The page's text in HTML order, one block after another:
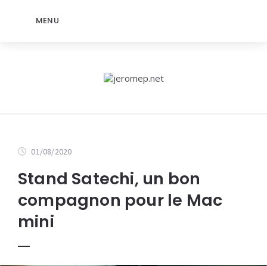
MENU
01/08/2020
Stand Satechi, un bon
compagnon pour le Mac
mini